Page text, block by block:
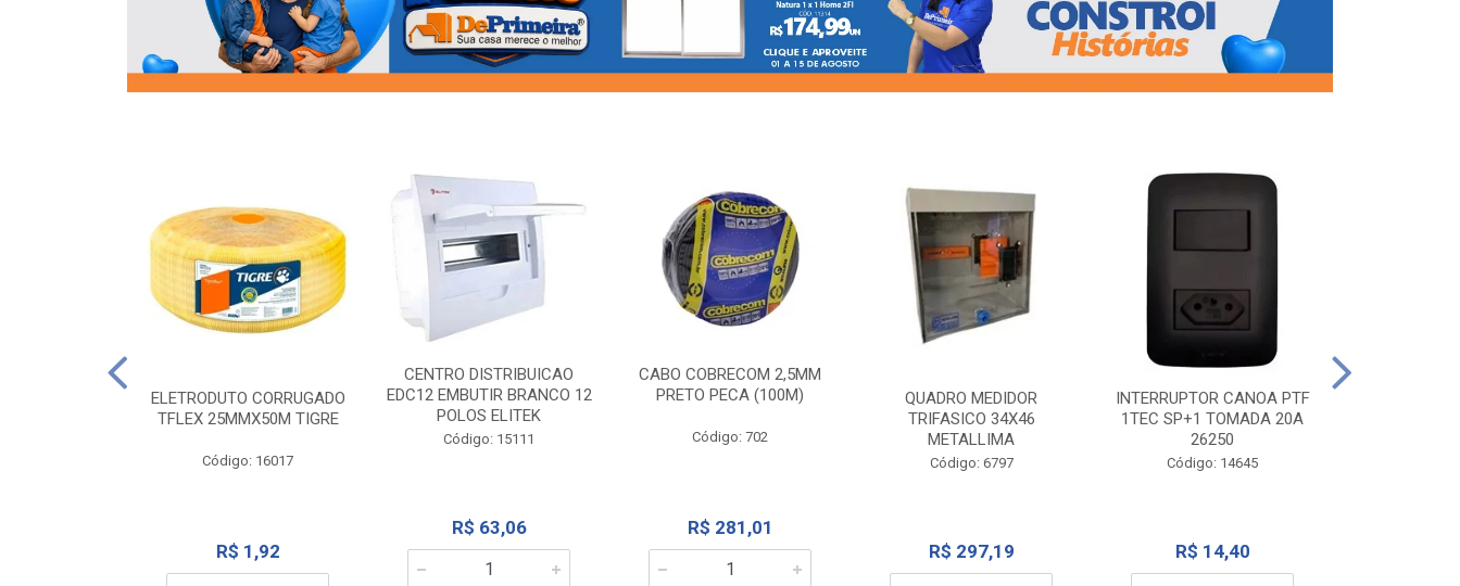
ELETRODUTO CORRUGADO
TFLEX 25MMX50M TIGRE
Código: 16017
R$ 1,92
CENTRO DISTRIBUICAO
EDC12 EMBUTIR BRANCO 12
POLOS ELITEK
Código: 15111
R$ 63,06
CABO COBRECOM 2,5MM
PRETO PECA (100M)
Código: 702
R$ 281,01
QUADRO MEDIDOR
TRIFASICO 34X46
METALLIMA
Código: 6797
R$ 297,19
INTERRUPTOR CANOA PTF
1TEC SP+1 TOMADA 20A
26250
Código: 14645
R$ 14,40